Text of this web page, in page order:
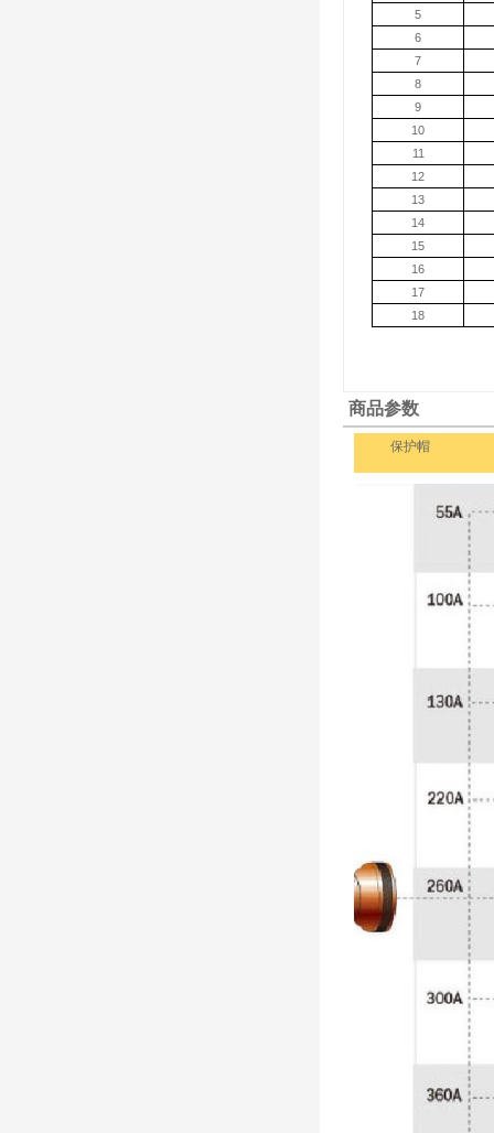
5
6
7
8
9
10
11
12
13
14
15
16
17
18
商品参数
保护帽